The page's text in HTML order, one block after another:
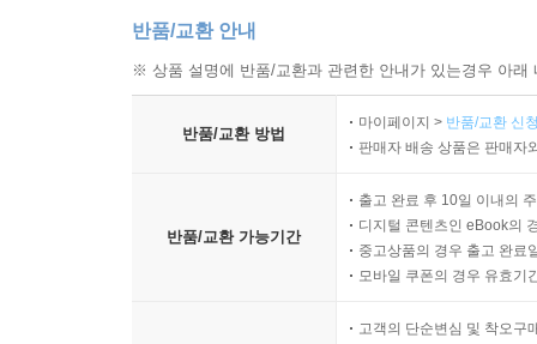
반품/교환 안내
※ 상품 설명에 반품/교환과 관련한 안내가 있는경우 아
반품/교환 방법
마이페이지 > 반품/교환 신
판매자 배송 상품은 판매자
반품/교환 가능기간
출고 완료 후 10일 이내의
디지털 콘텐츠인 eBook의
중고상품의 경우 출고 완료
모바일 쿠폰의 경우 유효기
고객의 단순변심 및 착오구